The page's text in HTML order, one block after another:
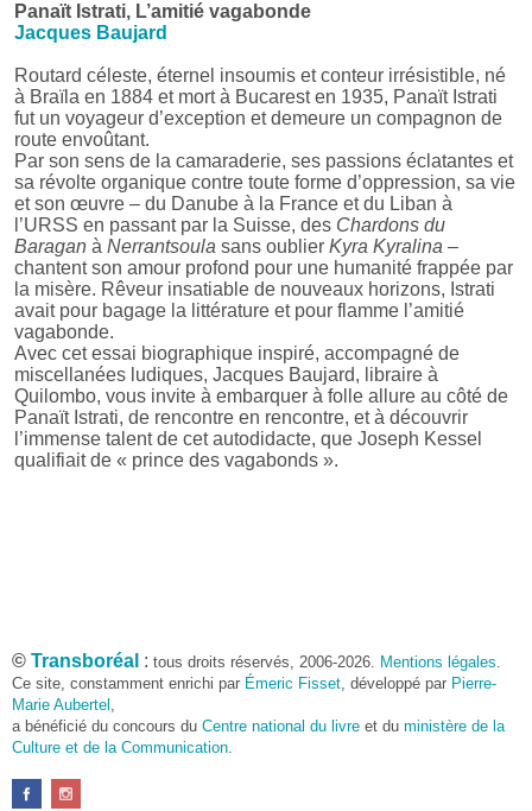
Panaït Istrati, L’amitié vagabonde
Jacques Baujard
Routard céleste, éternel insoumis et conteur irrésistible, né
à Braïla en 1884 et mort à Bucarest en 1935, Panaït Istrati
fut un voyageur d’exception et demeure un compagnon de
route envoûtant.
Par son sens de la camaraderie, ses passions éclatantes et
sa révolte organique contre toute forme d’oppression, sa vie
et son œuvre – du Danube à la France et du Liban à
l’URSS en passant par la Suisse, des Chardons du
Baragan à Nerrantsoula sans oublier Kyra Kyralina –
chantent son amour profond pour une humanité frappée par
la misère. Rêveur insatiable de nouveaux horizons, Istrati
avait pour bagage la littérature et pour flamme l’amitié
vagabonde.
Avec cet essai biographique inspiré, accompagné de
miscellanées ludiques, Jacques Baujard, libraire à
Quilombo, vous invite à embarquer à folle allure au côté de
Panaït Istrati, de rencontre en rencontre, et à découvrir
l’immense talent de cet autodidacte, que Joseph Kessel
qualifiait de « prince des vagabonds ».
© Transboréal : tous droits réservés, 2006-2026. Mentions légales.
Ce site, constamment enrichi par Émeric Fisset, développé par Pierre-
Marie Aubertel ,
a bénéficié du concours du Centre national du livre et du ministère de la
Culture et de la Communication.